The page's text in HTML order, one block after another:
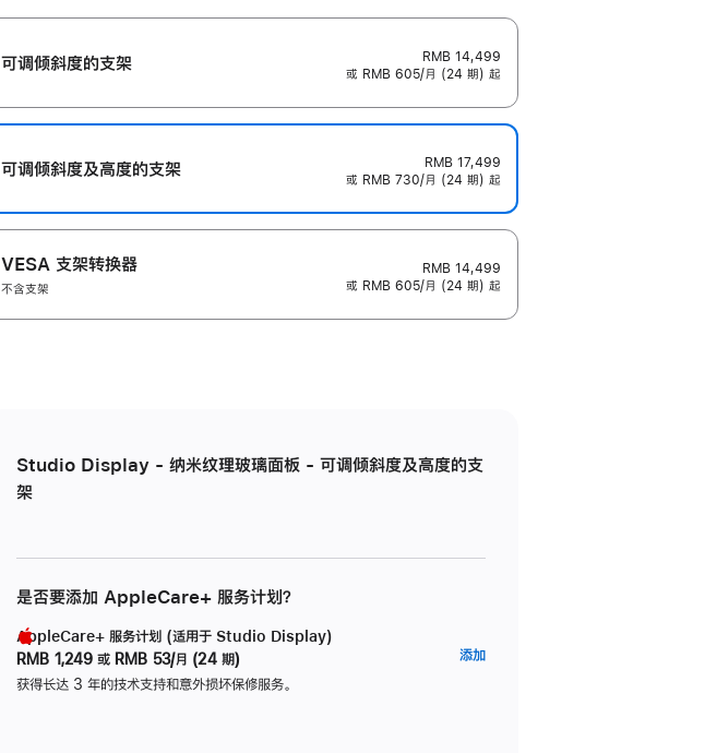
开
可调倾斜度的支架
RMB 14,499
或 RMB 605/月 (24 期) 起
可调倾斜度及高‍度的支‍架
RMB 17,499
或 RMB 730/月 (24 期) 起
VESA 支架转换器
不含支架
RMB 14,499
或 RMB 605/月 (24 期) 起
Studio Display - 纳米纹理玻璃面板 - 可调倾斜度及高度的支
架
是否要添加 AppleCare+ 服务计划？
AppleCare+ 服务计划 (适用于 Studio Display)
RMB 1,249 或 RMB 53/月 (24 期)
获得长达 3 年的技术支持和意外损坏保修服务。
添加